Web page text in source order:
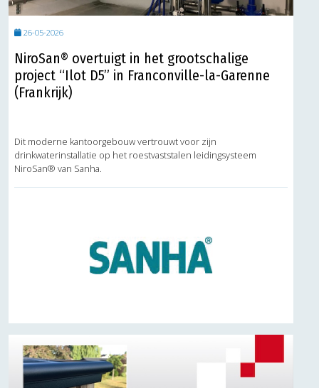
26-05-2026
NiroSan® overtuigt in het grootschalige
project “Ilot D5” in Franconville-la-Garenne
(Frankrijk)
Dit moderne kantoorgebouw vertrouwt voor zijn
drinkwaterinstallatie op het roestvaststalen leidingsysteem
NiroSan® van Sanha.